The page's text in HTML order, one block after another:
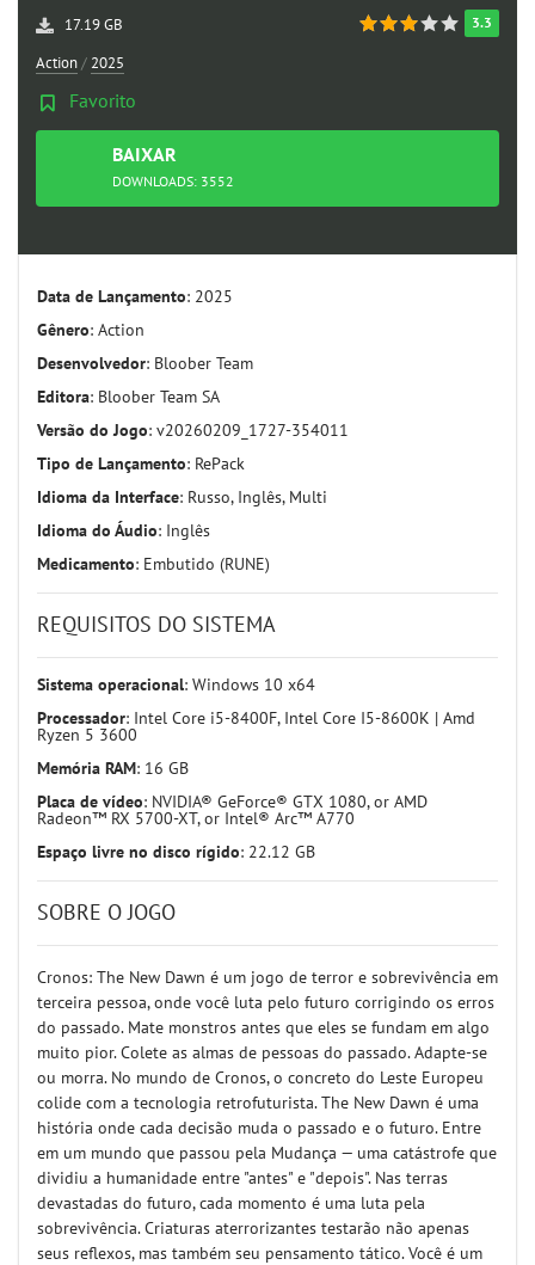
3.3
17.19 GB
Action/ 2025
Favorito
BAIXAR
TORRENTDOWNLOADS: 3552
Data de Lançamento: 2025
Gênero: Action
Desenvolvedor: Bloober Team
Editora: Bloober Team SA
Versão do Jogo: v20260209_1727-354011
Tipo de Lançamento: RePack
Idioma da Interface: Russo, Inglês, Multi
Idioma do Áudio: Inglês
Medicamento: Embutido (RUNE)
REQUISITOS DO SISTEMA
Sistema operacional: Windows 10 x64
Processador: Intel Core i5-8400F, Intel Core I5-8600K | Amd
Ryzen 5 3600
Memória RAM: 16 GB
Placa de vídeo: NVIDIA® GeForce® GTX 1080, or AMD
Radeon™ RX 5700-XT, or Intel® Arc™ A770
Espaço livre no disco rígido: 22.12 GB
SOBRE O JOGO
Cronos: The New Dawn é um jogo de terror e sobrevivência em
terceira pessoa, onde você luta pelo futuro corrigindo os erros
do passado. Mate monstros antes que eles se fundam em algo
muito pior. Colete as almas de pessoas do passado. Adapte-se
ou morra. No mundo de Cronos, o concreto do Leste Europeu
colide com a tecnologia retrofuturista. The New Dawn é uma
história onde cada decisão muda o passado e o futuro. Entre
em um mundo que passou pela Mudança — uma catástrofe que
dividiu a humanidade entre "antes" e "depois". Nas terras
devastadas do futuro, cada momento é uma luta pela
sobrevivência. Criaturas aterrorizantes testarão não apenas
seus reflexos, mas também seu pensamento tático. Você é um